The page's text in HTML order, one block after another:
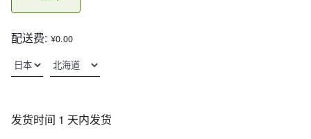
配送费: ¥0.00
发货时间 1 天内发货